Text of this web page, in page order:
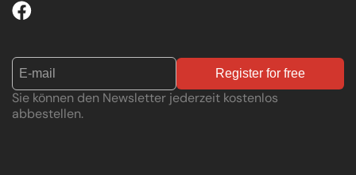
Register for free
Sie können den Newsletter jederzeit kostenlos
abbestellen.